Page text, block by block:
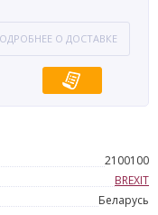
О ДОСТАВКЕ
2100100
BREXIT
Беларусь